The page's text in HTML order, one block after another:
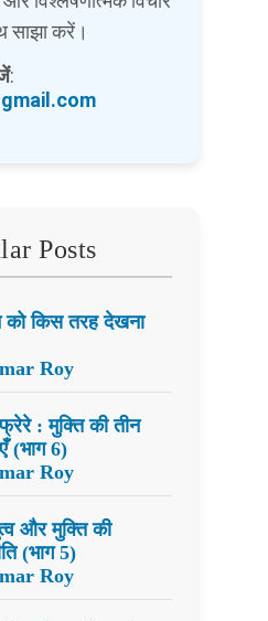
साझा करें।
:
Posts
किस तरह देखना
Roy
: मुक्ति की तीन
(भाग 6)
Roy
और मुक्ति की
(भाग 5)
Roy